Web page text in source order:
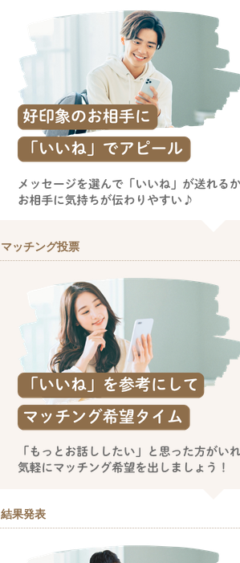
マッチング投票
結果発表